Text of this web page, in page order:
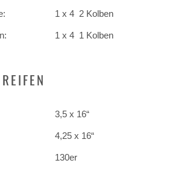
1 x 4 2 Kolben
1 x 4 1 Kolben
3,5 x 16“
4,25 x 16“
130er